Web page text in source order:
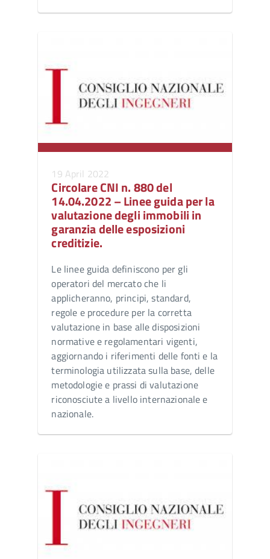
19 April 2022
Circolare CNI n. 880 del
14.04.2022 – Linee guida per la
valutazione degli immobili in
garanzia delle esposizioni
creditizie.
Le linee guida definiscono per gli
operatori del mercato che li
applicheranno, principi, standard,
regole e procedure per la corretta
valutazione in base alle disposizioni
normative e regolamentari vigenti,
aggiornando i riferimenti delle fonti e la
terminologia utilizzata sulla base, delle
metodologie e prassi di valutazione
riconosciute a livello internazionale e
nazionale.